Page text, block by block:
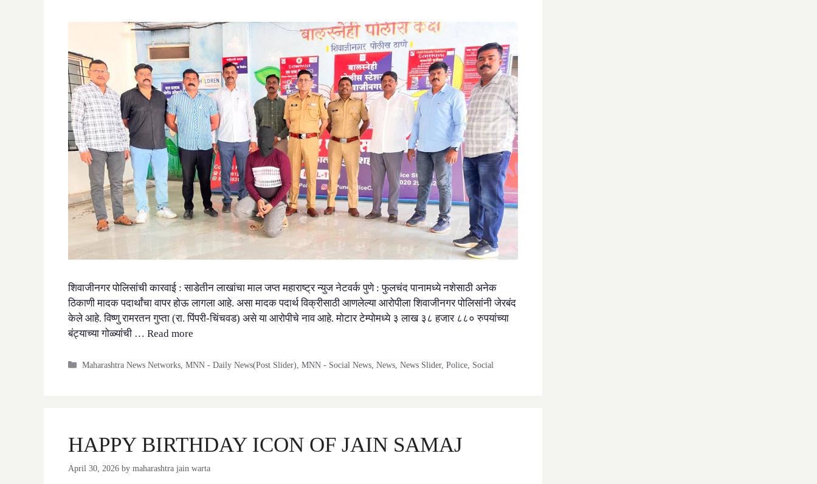
शिवाजीनगर पोलिसांची कारवाई : साडेतीन लाखांचा माल जप्त महाराष्ट्र न्युज नेटवर्क पुणे : फुलचंद पानामध्ये नशेसाठी अनेक
ठिकाणी मादक पदार्थांचा वापर होऊ लागला आहे. असा मादक पदार्थ विक्रीसाठी आणलेल्या आरोपीला शिवाजीनगर पोलिसांनी जेरबंद
केले आहे. विष्णु रामरतन गुप्ता (रा. पिंपरी-चिंचवड) असे या आरोपीचे नाव आहे. मोटार टेम्पोमध्ये ३ लाख ३८ हजार ८८० रुपयांच्या
बंट्याच्या गोळ्यांची … Read more
Categories
Maharashtra News Networks ,MNN - Daily News(Post Slider) ,MNN - Social News ,News ,News Slider,Police Social
HAPPY BIRTHDAY ICON OF JAIN SAMAJ
April 30, 2026 by maharashtra jain warta